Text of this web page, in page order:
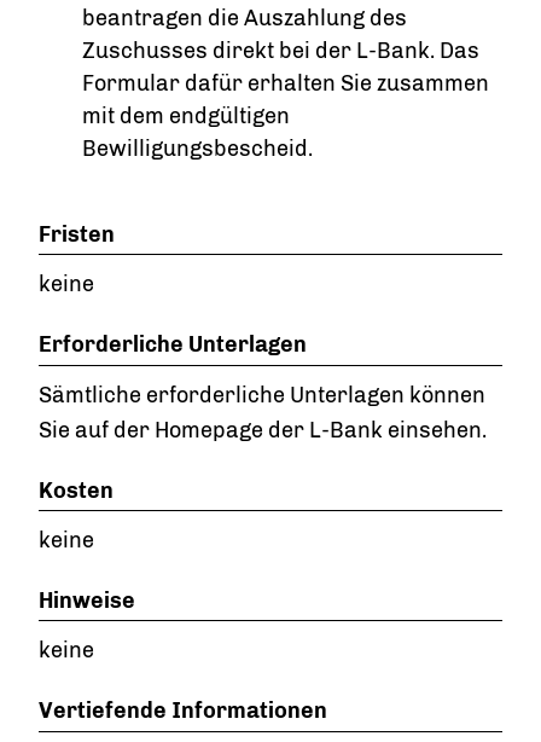
beantragen die Auszahlung des
Zuschusses direkt bei der L-Bank. Das
Formular dafür erhalten Sie zusammen
mit dem endgültigen
Bewilligungsbescheid.
Fristen
keine
Erforderliche Unterlagen
Sämtliche erforderliche Unterlagen können
Sie auf der Homepage der L-Bank einsehen.
Kosten
keine
Hinweise
keine
Vertiefende Informationen